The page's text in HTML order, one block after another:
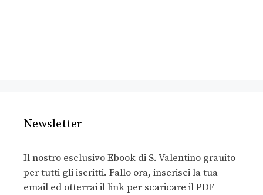
Newsletter
Il nostro esclusivo Ebook di S. Valentino grauito
per tutti gli iscritti. Fallo ora, inserisci la tua
email ed otterrai il link per scaricare il PDF